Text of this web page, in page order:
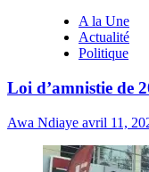
A la Une
Actualité
Politique
Loi d’amnistie de
Awa Ndiaye avril 11,